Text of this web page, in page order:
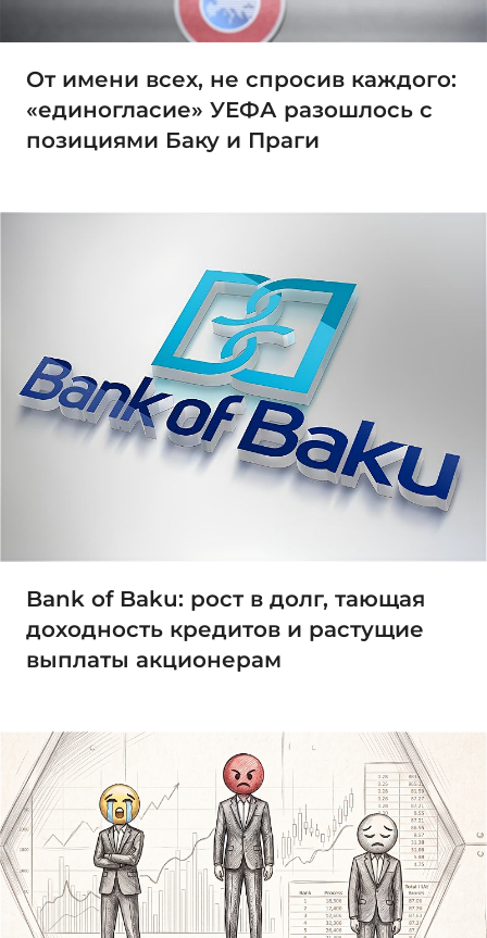
От имени всех, не спросив каждого:
«единогласие» УЕФА разошлось с
позициями Баку и Праги
Bank of Baku: рост в долг, тающая
доходность кредитов и растущие
выплаты акционерам